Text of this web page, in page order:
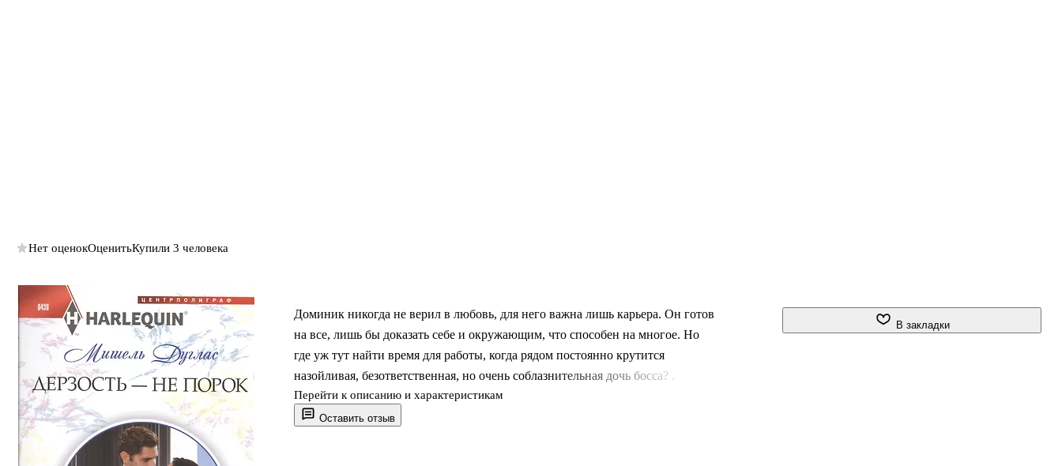
Оставить отзыв
Доминик никогда не верил в любовь, для него важна лишь карьера. Он готов
на все, лишь бы доказать себе и окружающим, что способен на многое. Но
где уж тут найти время для работы, когда рядом постоянно крутится
назойливая, безответственная, но очень соблазнительная дочь босса? .
Перейти к описанию и характеристикам
Нет оценокОценитьКупили 3 человека
В закладки